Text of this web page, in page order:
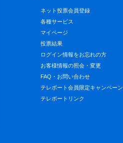
ネット投票会員登録
各種サービス
マイページ
投票結果
ログイン情報をお忘れの方
お客様情報の照会・変更
FAQ・お問い合わせ
テレボート会員限定キャンペーン
テレボートリンク